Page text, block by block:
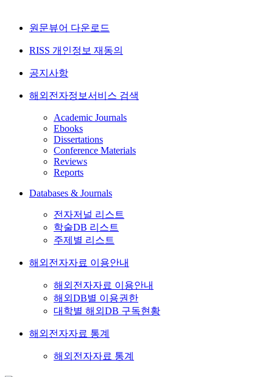
원문뷰어 다운로드
RISS 개인정보 재동의
공지사항
해외전자정보서비스 검색
Academic Journals
Ebooks
Dissertations
Conference Materials
Reviews
Reports
Databases & Journals
전자저널 리스트
학술DB 리스트
주제별 리스트
해외전자자료 이용안내
해외전자자료 이용안내
해외DB별 이용권한
대학별 해외DB 구독현황
해외전자자료 통계
해외전자자료 통계